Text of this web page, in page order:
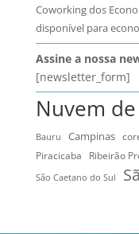
Coworking dos
disponível para
Assine a nossa
[newsletter_form]
Nuvem
Bauru Campinas
Piracicaba Ribeirão
São Caetano do Sul